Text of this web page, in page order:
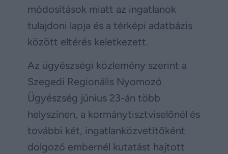
módosítások miatt az ingatlanok
tulajdoni lapja és a térképi adatbázis
között eltérés keletkezett.
Az ügyészségi közlemény szerint a
Szegedi Regionális Nyomozó
Ügyészség június 23-án több
helyszínen, a kormánytisztviselőnél és
további két, ingatlanközvetítőként
dolgozó embernél kutatást hajtott